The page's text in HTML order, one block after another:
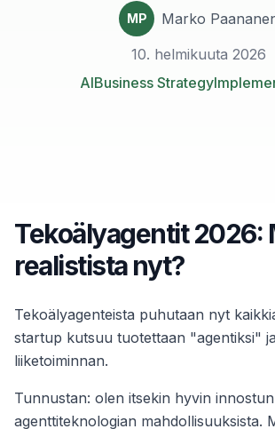
MP
Marko
10. helmikuuta 2026
AIBusiness Strategy
Tekoälyagentit 2026:
realistista nyt?
Tekoälyagenteista puhutaan nyt
startup kutsuu tuotettaan "agentiksi"
liiketoiminnan.
Tunnustan: olen itsekin hyvin
agenttiteknologian mahdollisuuksista.